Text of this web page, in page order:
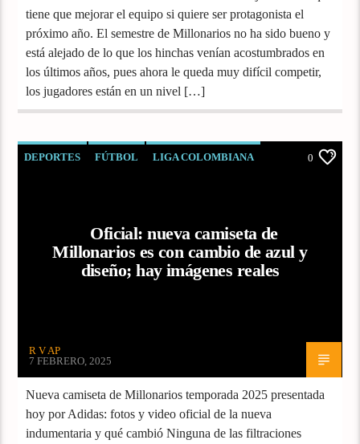
tiene que mejorar el equipo si quiere ser protagonista el
próximo año. El semestre de Millonarios no ha sido bueno y
está alejado de lo que los hinchas venían acostumbrados en
los últimos años, pues ahora le queda muy difícil competir,
los jugadores están en un nivel […]
DEPORTES FÚTBOL LIGA COLOMBIANA 0
Oficial: nueva camiseta de
Millonarios es con cambio de azul y
diseño; hay imágenes reales
R V AP
7 FEBRERO, 2025
Nueva camiseta de Millonarios temporada 2025 presentada
hoy por Adidas: fotos y video oficial de la nueva
indumentaria y qué cambió Ninguna de las filtraciones